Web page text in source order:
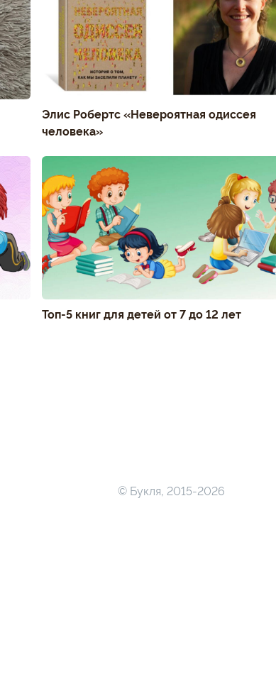
Элис Робертс «Невероятная одиссея
человека»
Топ-5 книг для детей от 7 до 12 лет
© Букля, 2015-2026